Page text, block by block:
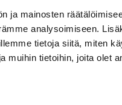
ja mainosten
analysoimiseen.
tietoja siitä, miten
muihin tietoihin, joita olet